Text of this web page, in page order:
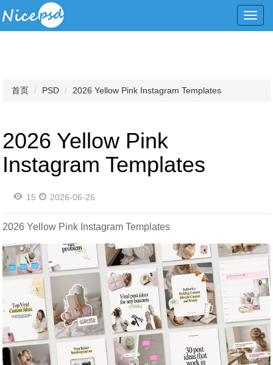
首页 PSD 2026 Yellow Pink Instagram Templates
2026 Yellow Pink
Instagram Templates
15 2026-06-26
2026 Yellow Pink Instagram Templates